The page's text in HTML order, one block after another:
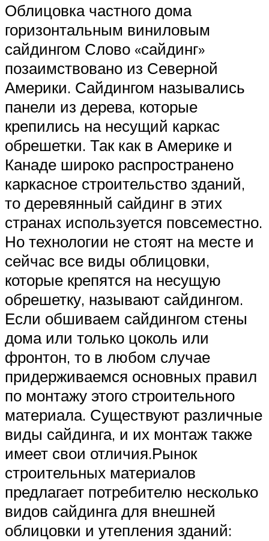
Облицовка частного дома
горизонтальным виниловым
сайдингом Слово «сайдинг»
позаимствовано из Северной
Америки. Сайдингом назывались
панели из дерева, которые
крепились на несущий каркас
обрешетки. Так как в Америке и
Канаде широко распространено
каркасное строительство зданий,
то деревянный сайдинг в этих
странах используется повсеместно.
Но технологии не стоят на месте и
сейчас все виды облицовки,
которые крепятся на несущую
обрешетку, называют сайдингом.
Если обшиваем сайдингом стены
дома или только цоколь или
фронтон, то в любом случае
придерживаемся основных правил
по монтажу этого строительного
материала. Существуют различные
виды сайдинга, и их монтаж также
имеет свои отличия.Рынок
строительных материалов
предлагает потребителю несколько
видов сайдинга для внешней
облицовки и утепления зданий: